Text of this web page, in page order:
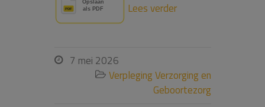
Lees verder
 7 mei 2026
 Verpleging Verzorging en
Geboortezorg